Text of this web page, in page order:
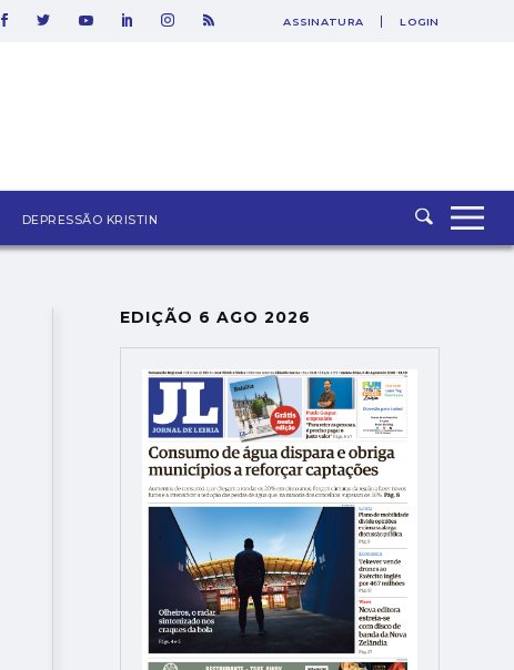
SAIR
ASSINATURA LOGIN
DEPRESSÃO KRISTIN
EDIÇÃO 6 AGO 2026